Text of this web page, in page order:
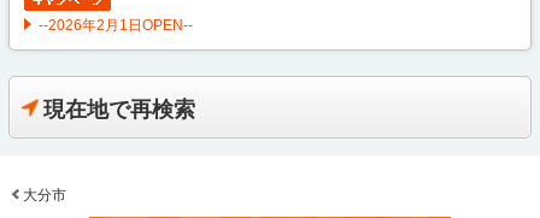
--2026年2月1日OPEN--
現在地で再検索
大分市